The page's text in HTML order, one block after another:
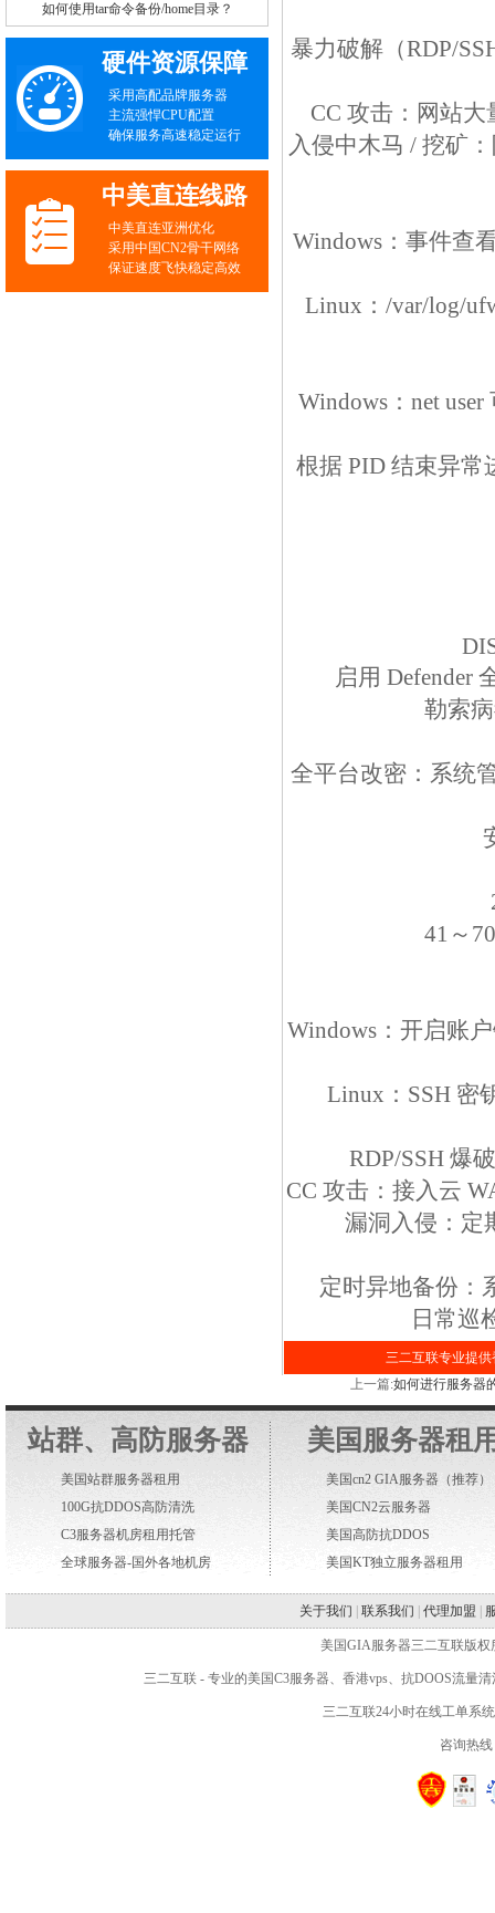
如何使用tar命令备份/home目录？
硬件资源保障
采用高配品牌服务器
主流强悍CPU配置
确保服务高速稳定运行
中美直连线路
中美直连亚洲优化
采用中国CN2骨干网络
保证速度飞快稳定高效
暴力破解（RDP/
CC 攻击：网站
入侵中木马 / 挖矿
Windows：事件查
Linux：/var/log/
Windows：net
根据 PID 结束异常
启用 Defender
勒索
全平台改密：系统
41～
Windows：开启账
Linux：SSH 密
RDP/SSH 爆
CC 攻击：接入云
漏洞入侵：定
定时异地备份：
日常巡
三二互联专业提
上一篇:如何进行服务器
站群、高防服务器
美国站群服务器租用
100G抗DDOS高防清洗
C3服务器机房租用托管
全球服务器-国外各地机房
美国服务器租
美国cn2 GIA服务器 （推荐）
美国CN2云服务器
美国高防抗DDOS
美国KT独立服务器租用
关于我们 联系我们 代理加盟
美国GIA服务器三二互联版权
三二互联- 专业的美国C3服务器、 香港vps、抗DOOS流量
三二互联24小时在线工单系
咨询热